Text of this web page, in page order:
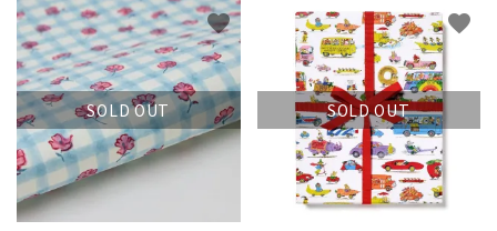
SOLD OUT
favorite
SOLD OUT
favorite
カテゴリー